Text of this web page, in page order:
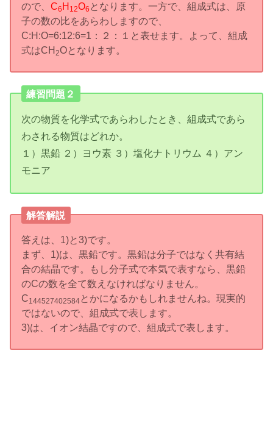
ので、C6H12O6 となります。一方で、組成式は、原
子の数の比をあらわしますので、
C:H:O=6:12:6=1：２：１と表せます。よって、組成
式はCH2Oとなります。
練習問題２
次の物質を化学式であらわしたとき、組成式であら
わされる物質はどれか。
１）黒鉛 ２）ヨウ素 ３）塩化ナトリウム ４）アン
モニア
解答解説
答えは、1)と3)です。
まず、1)は、黒鉛です。黒鉛は分子ではなく共有結
合の結晶です。もし分子式で本気で表すなら、黒鉛
のCの数を全て数えなければなりません。
C144527402584 とかになるかもしれませんね。現実的
ではないので、組成式で表します。
3)は、イオン結晶ですので、組成式で表します。